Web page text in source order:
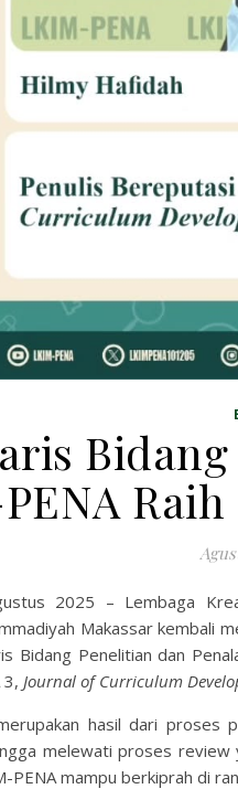
Raih
2025 – Lembaga
Makassar kembali
Bidang Penelitian dan
Journal of Curriculum
hasil dari proses
melewati proses review
PENA mampu berkiprah di